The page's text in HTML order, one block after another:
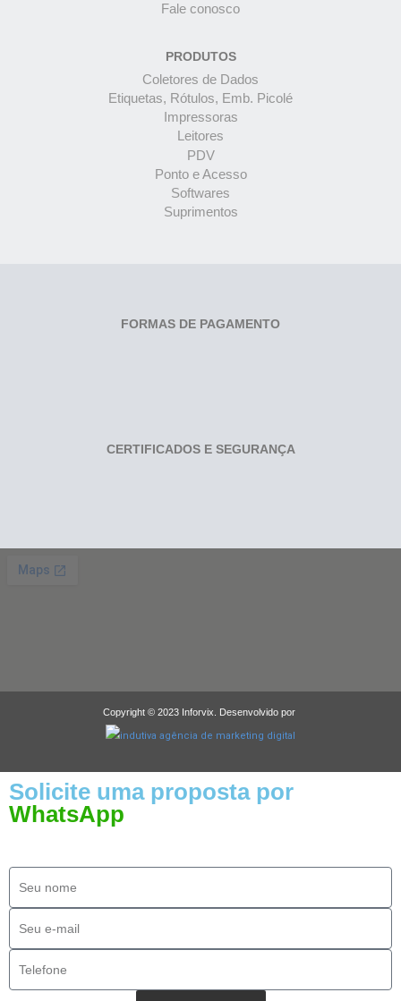
Fale conosco
PRODUTOS
Coletores de Dados
Etiquetas, Rótulos, Emb. Picolé
Impressoras
Leitores
PDV
Ponto e Acesso
Softwares
Suprimentos
FORMAS DE PAGAMENTO
CERTIFICADOS E SEGURANÇA
Copyright © 2023 Inforvix. Desenvolvido por
Solicite uma proposta por
WhatsApp